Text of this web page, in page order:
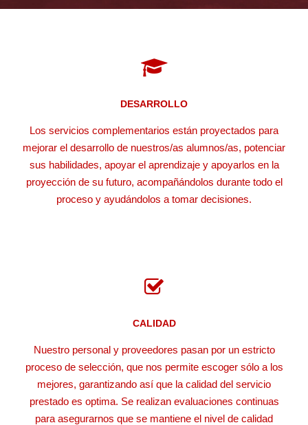
DESARROLLO
Los servicios complementarios están proyectados para
mejorar el desarrollo de nuestros/as alumnos/as, potenciar
sus habilidades, apoyar el aprendizaje y apoyarlos en la
proyección de su futuro, acompañándolos durante todo el
proceso y ayudándolos a tomar decisiones.
CALIDAD
Nuestro personal y proveedores pasan por un estricto
proceso de selección, que nos permite escoger sólo a los
mejores, garantizando así que la calidad del servicio
prestado es optima. Se realizan evaluaciones continuas
para asegurarnos que se mantiene el nivel de calidad